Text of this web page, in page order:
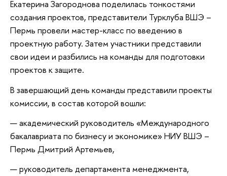
Екатерина Загороднова поделилась тонкостями
создания проектов, представители Турклуба ВШЭ –
Пермь провели мастер-класс по введению в
проектную работу. Затем участники представили
свои идеи и разбились на команды для подготовки
проектов к защите.
В завершающий день команды представили проекты
комиссии, в состав которой вошли:
академический руководитель «Международного
бакалавриата по бизнесу и экономике» НИУ ВШЭ –
Пермь Дмитрий Артемьев,
руководитель департамента менеджмента,